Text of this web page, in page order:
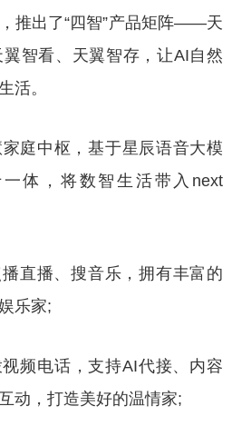
推出了“四智”产品矩阵——天
智看、天翼智存，让AI自然
活。
庭中枢，基于星辰语音大模
体，将数智生活带入next
直播、搜音乐，拥有丰富的
乐家;
频电话，支持AI代接、内容
动，打造美好的温情家;